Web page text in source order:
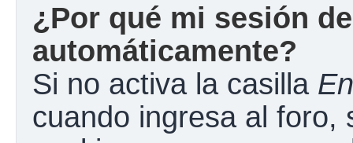
¿Por qué mi sesión
automáticamente?
Si no activa la casilla
cuando ingresa al foro,